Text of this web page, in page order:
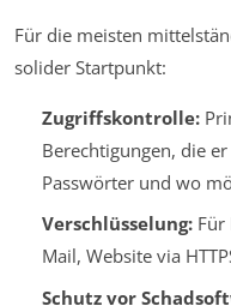
Für die meisten
solider Startpunkt:
Zugriffskontrolle:
Berechtigungen, die
Passwörter und wo
Verschlüsselung:Für
Mail, Website via
Schutz vor